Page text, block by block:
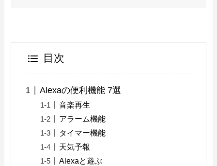
目次
Alexaの便利機能 7選
音楽再生
アラーム機能
タイマー機能
天気予報
Alexaと遊ぶ